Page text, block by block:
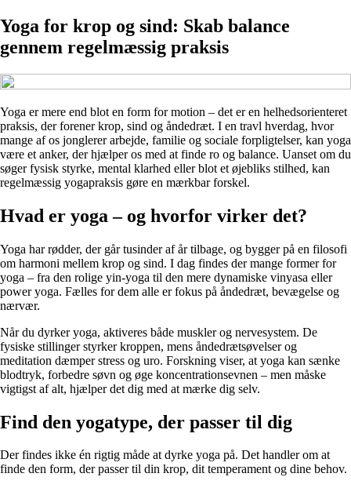
Yoga for krop og sind: Skab balance
gennem regelmæssig praksis
Yoga er mere end blot en form for motion – det er en helhedsorienteret
praksis, der forener krop, sind og åndedræt. I en travl hverdag, hvor
mange af os jonglerer arbejde, familie og sociale forpligtelser, kan yoga
være et anker, der hjælper os med at finde ro og balance. Uanset om du
søger fysisk styrke, mental klarhed eller blot et øjebliks stilhed, kan
regelmæssig yogapraksis gøre en mærkbar forskel.
Hvad er yoga – og hvorfor virker det?
Yoga har rødder, der går tusinder af år tilbage, og bygger på en filosofi
om harmoni mellem krop og sind. I dag findes der mange former for
yoga – fra den rolige yin-yoga til den mere dynamiske vinyasa eller
power yoga. Fælles for dem alle er fokus på åndedræt, bevægelse og
nærvær.
Når du dyrker yoga, aktiveres både muskler og nervesystem. De
fysiske stillinger styrker kroppen, mens åndedrætsøvelser og
meditation dæmper stress og uro. Forskning viser, at yoga kan sænke
blodtryk, forbedre søvn og øge koncentrationsevnen – men måske
vigtigst af alt, hjælper det dig med at mærke dig selv.
Find den yogatype, der passer til dig
Der findes ikke én rigtig måde at dyrke yoga på. Det handler om at
finde den form, der passer til din krop, dit temperament og dine behov.